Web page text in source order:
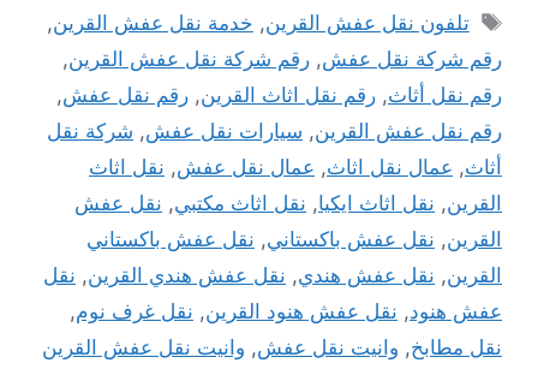
الوسوم
تلفون نقل عفش القرين, خدمة نقل عفش القرين,
رقم شركة نقل عفش, رقم شركة نقل عفش القرين,
رقم نقل أثاث, رقم نقل اثاث القرين, رقم نقل عفش,
رقم نقل عفش القرين, سيارات نقل عفش, شركة نقل
أثاث, عمال نقل اثاث, عمال نقل عفش, نقل اثاث
القرين, نقل اثاث ايكيا, نقل اثاث مكتبي, نقل عفش
القرين, نقل عفش باكستاني, نقل عفش باكستاني
القرين, نقل عفش هندي, نقل عفش هندي القرين, نقل
عفش هنود, نقل عفش هنود القرين, نقل غرف نوم,
نقل مطابخ, وانيت نقل عفش, وانيت نقل عفش القرين